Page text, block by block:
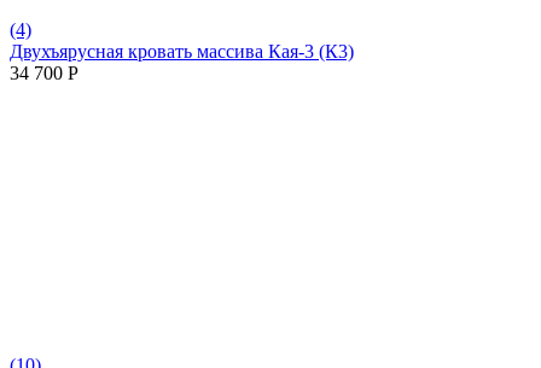
(4)
Двухъярусная кровать массива Кая-3 (К3)
34 700 Р